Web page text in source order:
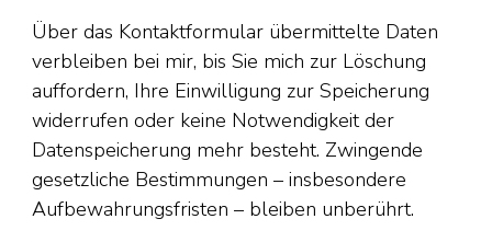
Über das Kontaktformular übermittelte Daten
verbleiben bei mir, bis Sie mich zur Löschung
auffordern, Ihre Einwilligung zur Speicherung
widerrufen oder keine Notwendigkeit der
Datenspeicherung mehr besteht. Zwingende
gesetzliche Bestimmungen – insbesondere
Aufbewahrungsfristen – bleiben unberührt.